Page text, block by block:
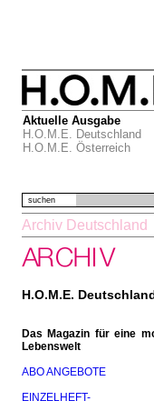
Aktuelle Ausgabe
H.O.M.E. Deutschland
H.O.M.E. Österreich
suchen
Archiv Deutschland
H.O.M.E.
Das Magazin für eine
Lebenswelt
ABO ANGEBOTE
EINZELHEFT-